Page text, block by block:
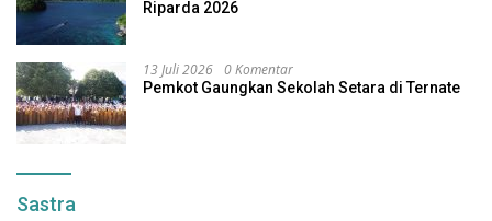
Riparda 2026
13 Juli 2026 0 Komentar
Pemkot Gaungkan Sekolah Setara di Ternate
Sastra